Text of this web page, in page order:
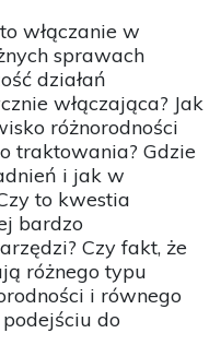
włączanie w
sprawach
działań
włączająca? Jak
różnorodności
traktowania? Gdzie
i jak w
to kwestia
bardzo
Czy fakt, że
różnego typu
i równego
do